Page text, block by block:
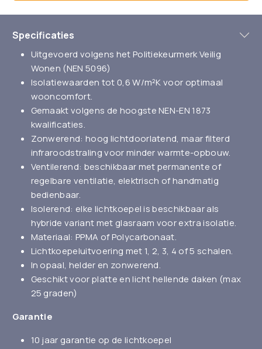
Specificaties
Uitgevoerd volgens het Politiekeurmerk Veilig
Wonen (NEN 5096)
Isolatiewaarden tot 0,6 W/m²K voor optimaal
wooncomfort.
Gemaakt volgens de hoogste NEN-EN 1873
kwalificaties.
Zonwerend: hoog lichtdoorlatend, maar filterd
infraroodstraling voor minder warmte-opbouw.
Ventilerend: beschikbaar met permanente of
regelbare ventilatie, elektrisch of handmatig
bedienbaar.
Isolerend: elke lichtkoepel is beschikbaar als
hybride variant met glasraam voor extra isolatie.
Materiaal: PPMA of Polycarbonaat.
Lichtkoepeluitvoering met 1, 2, 3, 4 of 5 schalen.
In opaal, helder en zonwerend.
Geschikt voor platte en licht hellende daken (max
25 graden)
Garantie
10 jaar garantie op de lichtkoepel